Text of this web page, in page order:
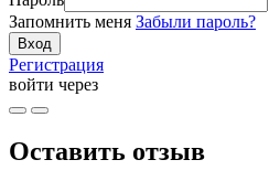
Запомнить меня Забыли пароль?
Регистрация
войти через
Оставить отзыв